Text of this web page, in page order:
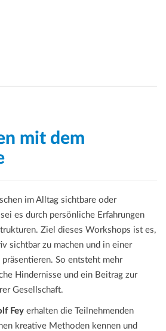
mit dem
im Alltag sichtbare oder
es durch persönliche Erfahrungen
Ziel dieses Workshops ist es,
sichtbar zu machen und in einer
So entsteht mehr
Hindernisse und ein Beitrag zur
Gesellschaft.
Fey erhalten die Teilnehmenden
kreative Methoden kennen und